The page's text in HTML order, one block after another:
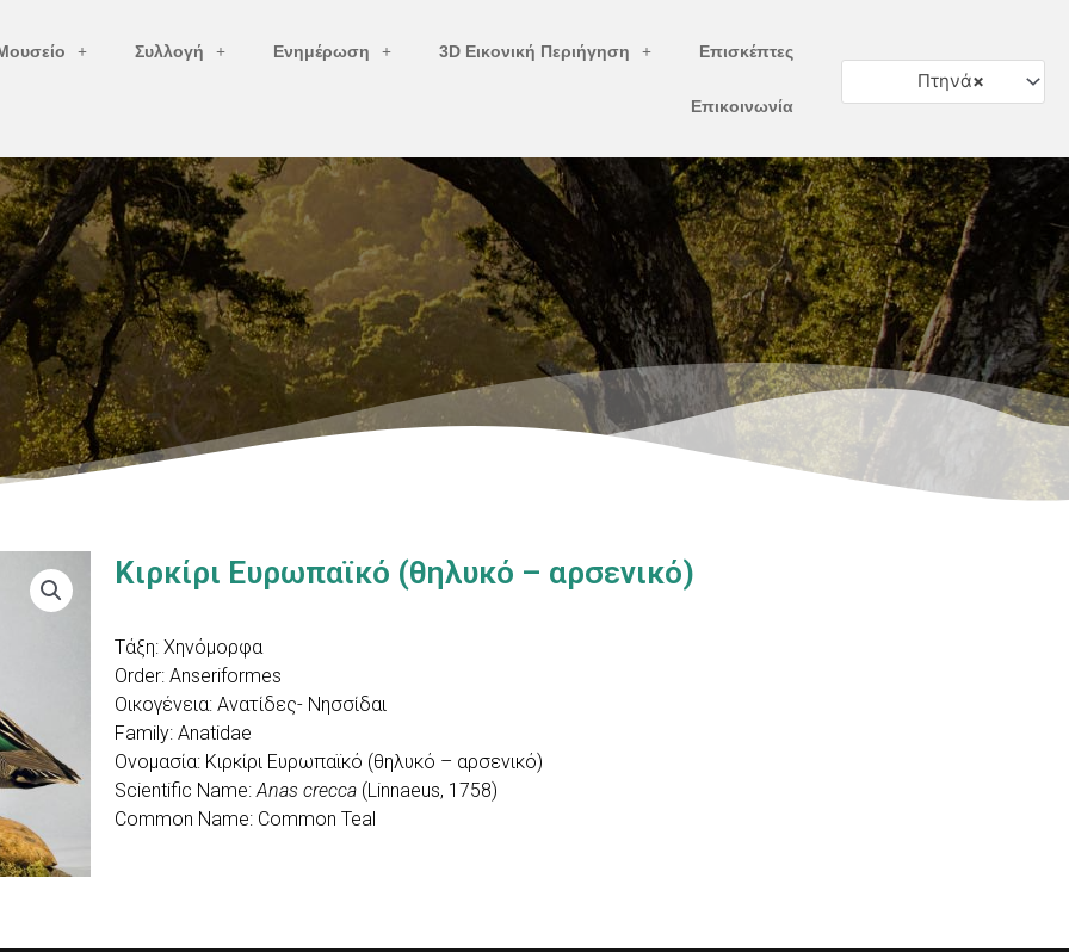
Συλλογή Ενημέρωση 3D Εικονική Περιήγηση Επισκέπτες
Επικοινωνία
×
Πτηνά
Κιρκίρι Eυρωπαϊκό (θηλυκό – αρσενικό)
Τάξη: Χηνόμορφα
Order: Anseriformes
Οικογένεια: Ανατίδες- Νησσίδαι
Family: Anatidae
Ονομασία: Κιρκίρι Eυρωπαϊκό (θηλυκό – αρσενικό)
Scientific Name:Anas crecca (Linnaeus, 1758)
Common Name: Common Teal